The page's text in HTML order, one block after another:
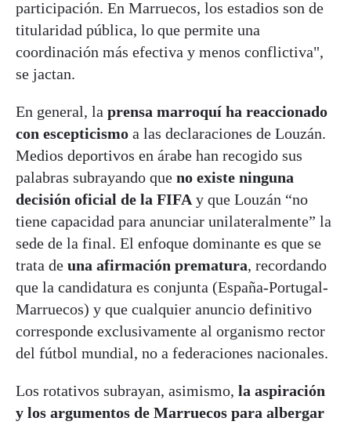
participación. En Marruecos, los estadios son de
titularidad pública, lo que permite una
coordinación más efectiva y menos conflictiva",
se jactan.
En general, la prensa marroquí ha reaccionado
con escepticismo a las declaraciones de Louzán.
Medios deportivos en árabe han recogido sus
palabras subrayando que no existe ninguna
decisión oficial de la FIFA y que Louzán “no
tiene capacidad para anunciar unilateralmente” la
sede de la final. El enfoque dominante es que se
trata de una afirmación prematura, recordando
que la candidatura es conjunta (España-Portugal-
Marruecos) y que cualquier anuncio definitivo
corresponde exclusivamente al organismo rector
del fútbol mundial, no a federaciones nacionales.
Los rotativos subrayan, asimismo, la aspiración
y los argumentos de Marruecos para albergar